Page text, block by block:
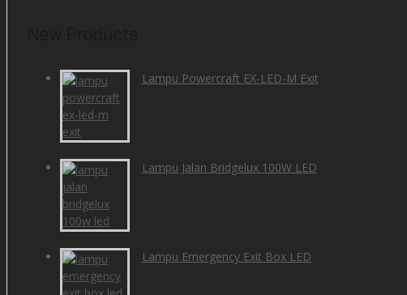
Lampu Powercraft EX-LED-M Exit
Lampu Jalan Bridgelux 100W LED
Lampu Emergency Exit Box LED